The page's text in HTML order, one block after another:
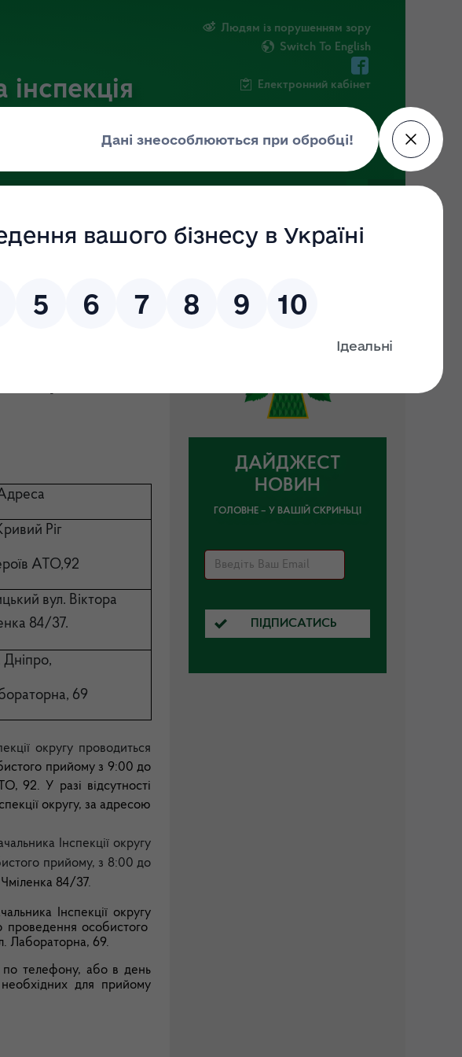
України
Людям із порушенням зору
Switch To English
Електронний кабінет
Державної
та
Ріг
АТО,92
вул. Віктора
84/37.
Дніпро,
69
округу проводиться
прийому з 9:00 до
92. У разі відсутності
округу, за адресою
Інспекції округу
прийому, з 8:00 до
Чміленка 84/37.
Інспекції округу
особистого
Лабораторна, 69.
по телефону, або в день
для прийому
ДАЙДЖЕСТ
НОВИН
ГОЛОВНЕ – У ВАШІЙ СКРИНЬЦІ
ПІДПИСАТИСЬ